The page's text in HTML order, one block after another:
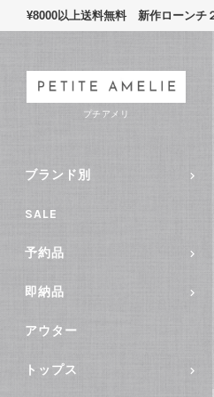
¥8000以上送料無料 新作ローンチ
プチアメリ
ブランド別
SALE
予約品
即納品
アウター
トップス